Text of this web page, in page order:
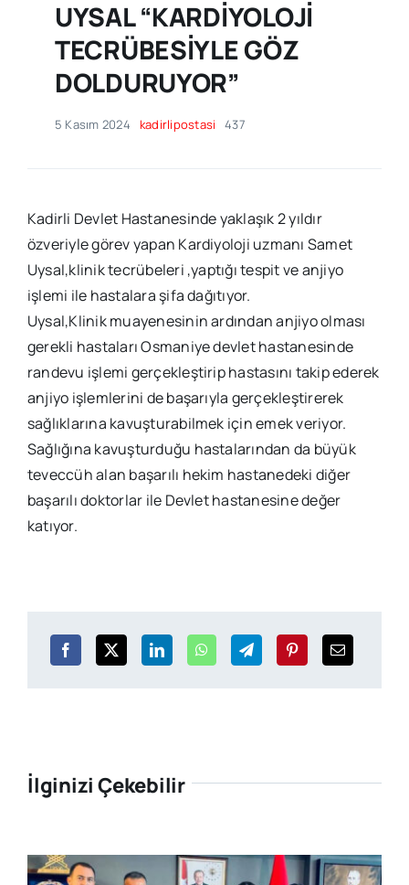
UYSAL “KARDİYOLOJİ
TECRÜBESİYLE GÖZ
DOLDURUYOR”
5 Kasım 2024 kadirlipostasi 437
Kadirli Devlet Hastanesinde yaklaşık 2 yıldır
özveriyle görev yapan Kardiyoloji uzmanı Samet
Uysal,klinik tecrübeleri ,yaptığı tespit ve anjiyo
işlemi ile hastalara şifa dağıtıyor.
Uysal,Klinik muayenesinin ardından anjiyo olması
gerekli hastaları Osmaniye devlet hastanesinde
randevu işlemi gerçekleştirip hastasını takip ederek
anjiyo işlemlerini de başarıyla gerçekleştirerek
sağlıklarına kavuşturabilmek için emek veriyor.
Sağlığına kavuşturduğu hastalarından da büyük
teveccüh alan başarılı hekim hastanedeki diğer
başarılı doktorlar ile Devlet hastanesine değer
katıyor.
İlginizi Çekebilir